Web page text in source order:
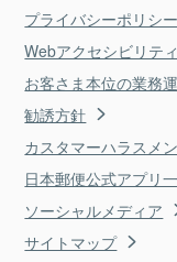
プライバシーポリシー
Webアクセシビリテ
お客さま本位の業務
勧誘方針
カスタマーハラスメ
日本郵便公式アプリ
ソーシャルメディア
サイトマップ